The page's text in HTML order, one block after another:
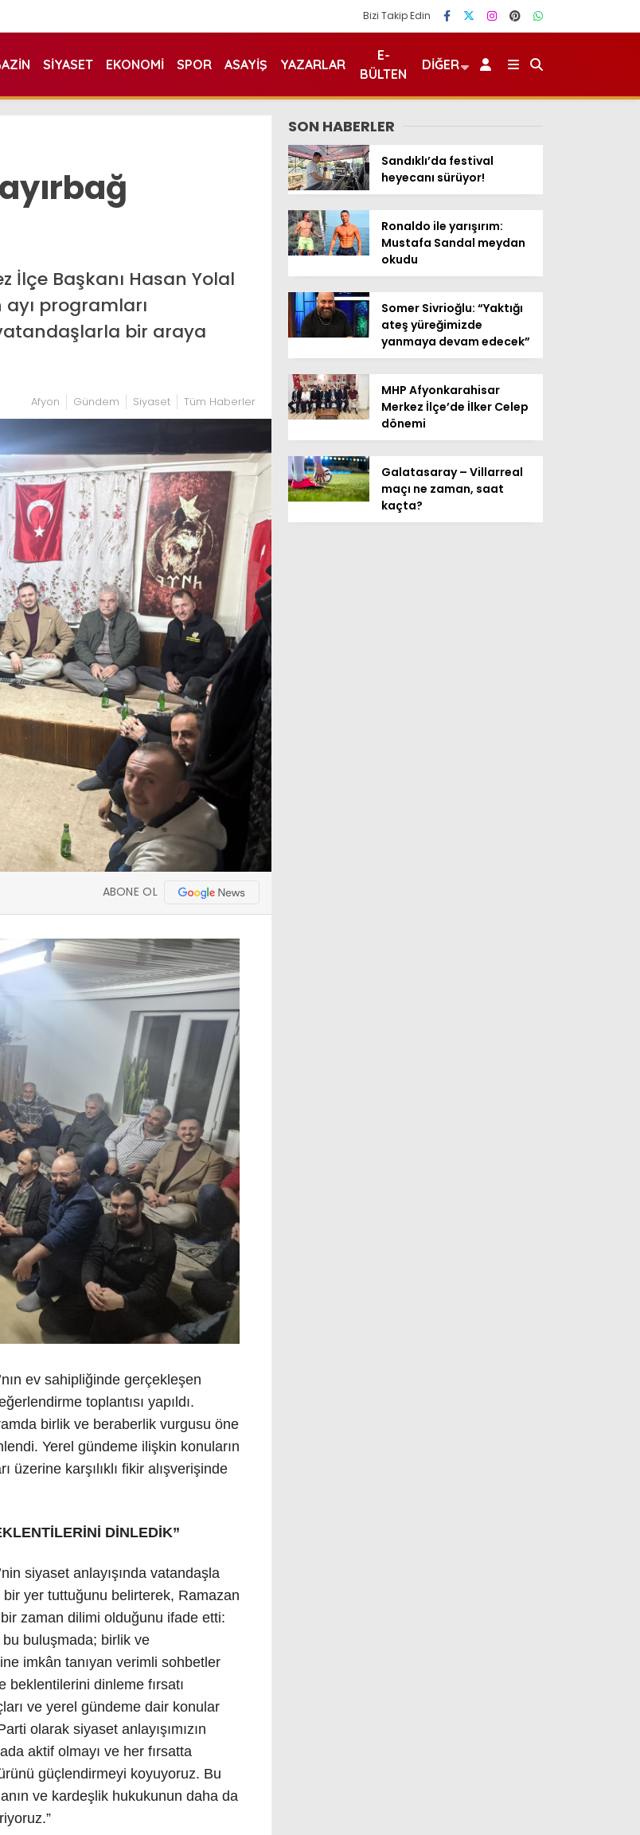
Bizi Takip Edin
SIYASET EKONOMI SPOR ASAYIŞ YAZARLAR
E-
BÜLTEN
DIĞER
İlçe Başkanı Hasan Yolal
programları
bir araya
Afyon Gündem Siyaset Tüm Haberler
ABONE OL
ev sahipliğinde gerçekleşen
toplantısı yapıldı.
birlik ve beraberlik vurgusu öne
Yerel gündeme ilişkin konuların
üzerine karşılıklı fikir alışverişinde
DİNLEDİK”
siyaset anlayışında vatandaşla
yer tuttuğunu belirterek, Ramazan
zaman dilimi olduğunu ifade etti:
bu buluşmada; birlik ve
imkân tanıyan verimli sohbetler
dinleme fırsatı
ve yerel gündeme dair konular
olarak siyaset anlayışımızın
aktif olmayı ve her fırsatta
güçlendirmeyi koyuyoruz. Bu
ve kardeşlik hukukunun daha da
SON HABERLER
Sandıklı’da festival
heyecanı sürüyor!
Ronaldo ile yarışırım:
Mustafa Sandal meydan
okudu
Somer Sivrioğlu: “Yaktığı
ateş yüreğimizde
yanmaya devam edecek”
MHP Afyonkarahisar
Merkez İlçe’de İlker Celep
dönemi
Galatasaray – Villarreal
maçı ne zaman, saat
kaçta?